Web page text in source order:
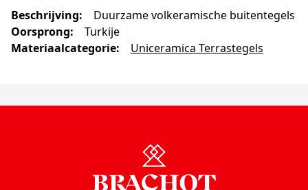
Beschrijving:
Duurzame volkeramische buitentegels
Oorsprong:
Turkije
Materiaalcategorie: Uniceramica Terrastegels